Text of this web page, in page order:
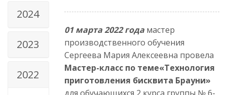
2024
2023
2022
01 марта 2022 года мастер
производственного обучения
Сергеева Мария Алексеевна провела
Мастер-класс по теме«Технология
приготовления бисквита Брауни»